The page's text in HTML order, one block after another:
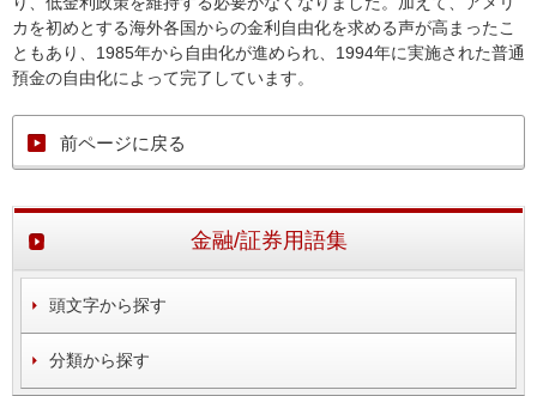
カを初めとする海外各国からの金利自由化を求める声が高まったこ
ともあり、1985年から自由化が進められ、1994年に実施された普通
預金の自由化によって完了しています。
前ページに戻る
金融/証券用語集
頭文字から探す
分類から探す